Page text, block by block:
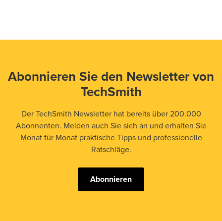
Abonnieren Sie den Newsletter von
TechSmith
Der TechSmith Newsletter hat bereits über 200.000
Abonnenten. Melden auch Sie sich an und erhalten Sie
Monat für Monat praktische Tipps und professionelle
Ratschläge.
Abonnieren